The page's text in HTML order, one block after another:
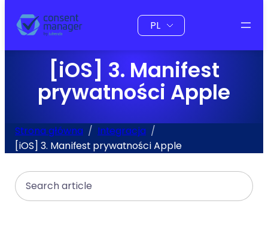
treści
Wybierz
język
[iOS] 3. Manifest
prywatności Apple
Strona główna
Integracja
[iOS] 3. Manifest prywatności Apple
Search